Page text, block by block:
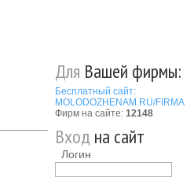
Для Вашей фирмы:
Бесплатный сайт:
MOLODOZHENAM.RU/FIRMA
Фирм на сайте: 12148
Вход на сайт
Логин